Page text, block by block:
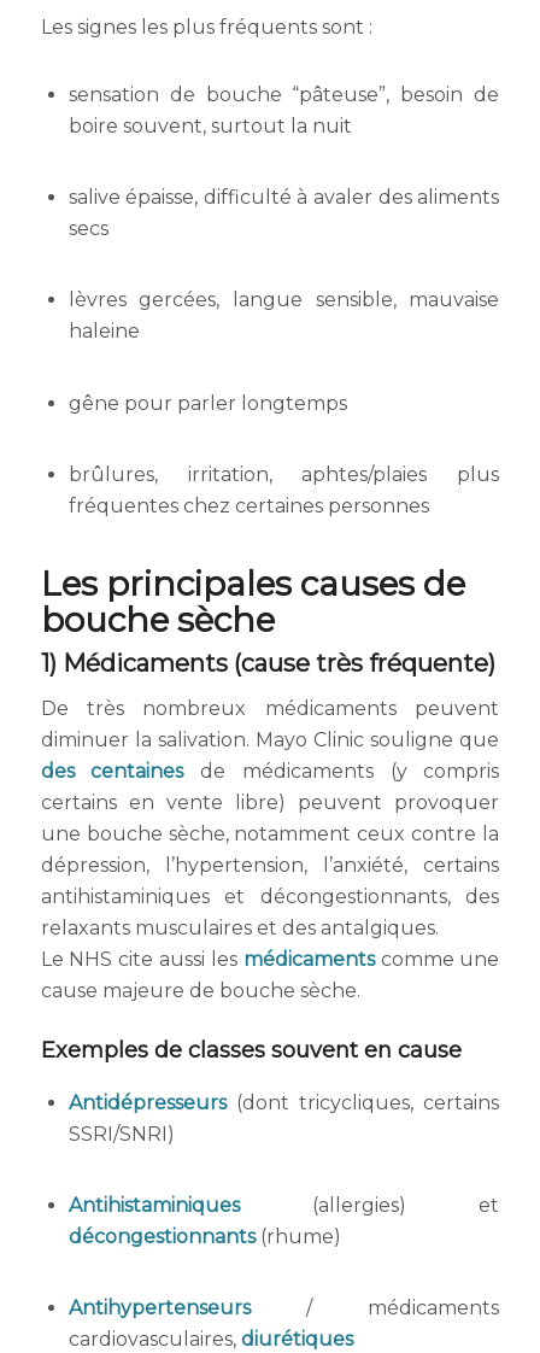
Les signes les plus fréquents sont :
sensation de bouche “pâteuse”, besoin de
boire souvent, surtout la nuit
salive épaisse, difficulté à avaler des aliments
secs
lèvres gercées, langue sensible, mauvaise
haleine
gêne pour parler longtemps
brûlures, irritation, aphtes/plaies plus
fréquentes chez certaines personnes
Les principales causes de
bouche sèche
1) Médicaments (cause très fréquente)
De très nombreux médicaments peuvent
diminuer la salivation. Mayo Clinic souligne que
des centainesde médicaments (y compris
certains en vente libre) peuvent provoquer
une bouche sèche, notamment ceux contre la
dépression, l’hypertension, l’anxiété, certains
antihistaminiques et décongestionnants, des
relaxants musculaires et des antalgiques.
Le NHS cite aussi les médicamentscomme une
cause majeure de bouche sèche.
Exemples de classes souvent en cause
Antidépresseurs(dont tricycliques, certains
SSRI/SNRI)
Antihistaminiques(allergies) et
décongestionnants(rhume)
Antihypertenseurs/ médicaments
cardiovasculaires, diurétiques